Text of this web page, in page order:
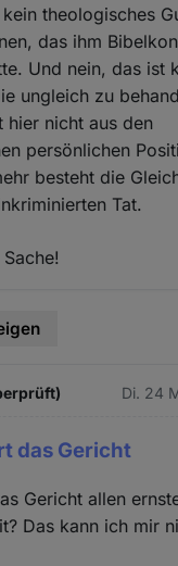
theologisches
das ihm
Und nein, das ist
ungleich zu
hier nicht aus den
persönlichen
besteht die
Tat.
Di. 24
das Gericht
Gericht allen
Das kann ich mir